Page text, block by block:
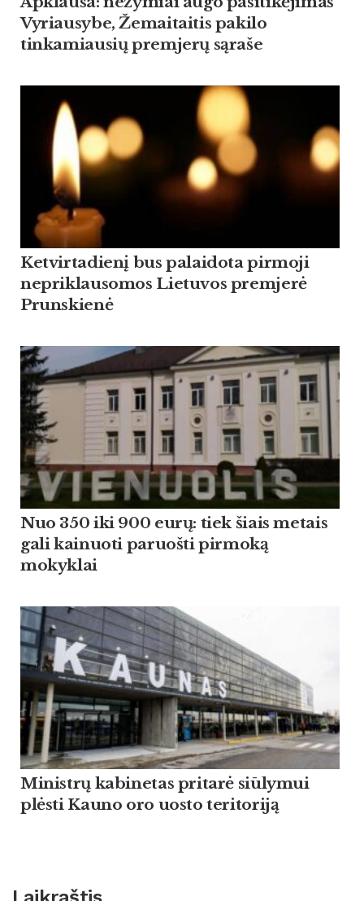
Vyriausybe, Žemaitaitis pakilo
tinkamiausių premjerų sąraše
Ketvirtadienį bus palaidota pirmoji
nepriklausomos Lietuvos premjerė
Prunskienė
Nuo 350 iki 900 eurų: tiek šiais metais
gali kainuoti paruošti pirmoką
mokyklai
Ministrų kabinetas pritarė siūlymui
plėsti Kauno oro uosto teritoriją